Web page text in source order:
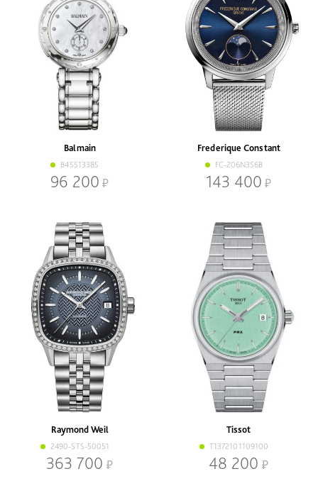
Balmain
B45513385
96 200
Frederique Constant
FC-206N3S6B
143 400
Raymond Weil
2490-STS-50051
363 700
Tissot
T1372101109100
48 200